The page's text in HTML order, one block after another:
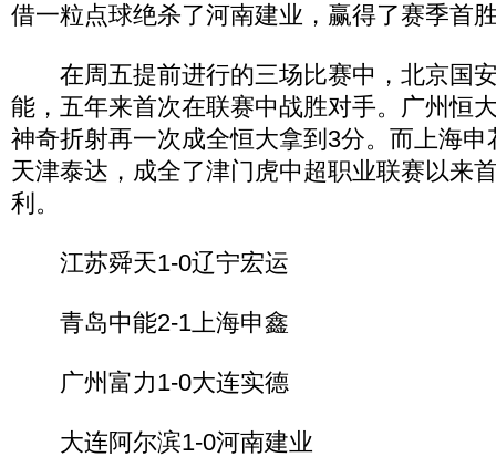
借一粒点球绝杀了河南建业，赢得了赛季首
在周五提前进行的三场比赛中，北京国
能，五年来首次在联赛中战胜对手。广州恒
神奇折射再一次成全恒大拿到3分。而上海
天津泰达，成全了津门虎中超职业联赛以来
利。
江苏舜天1-0辽宁宏运
青岛中能2-1上海申鑫
广州富力1-0大连实德
大连阿尔滨1-0河南建业